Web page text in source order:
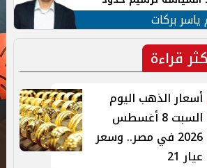
القومي العربي
ياسر بركات
قراءة
أسعار الذهب اليوم
السبت 8 أغسطس
2026 في مصر.. وسعر
عيار 21